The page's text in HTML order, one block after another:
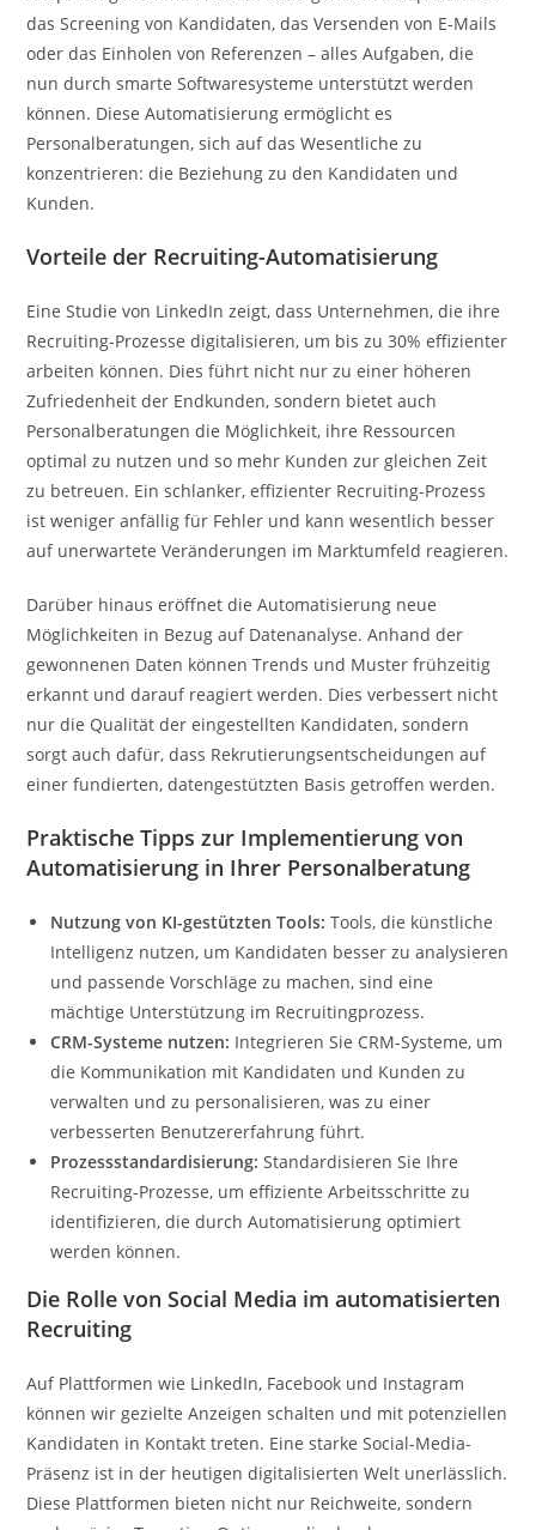
das Screening von Kandidaten, das Versenden von E-Mails
oder das Einholen von Referenzen – alles Aufgaben, die
nun durch smarte Softwaresysteme unterstützt werden
können. Diese Automatisierung ermöglicht es
Personalberatungen, sich auf das Wesentliche zu
konzentrieren: die Beziehung zu den Kandidaten und
Kunden.
Vorteile der Recruiting-Automatisierung
Eine Studie von LinkedIn zeigt, dass Unternehmen, die ihre
Recruiting-Prozesse digitalisieren, um bis zu 30% effizienter
arbeiten können. Dies führt nicht nur zu einer höheren
Zufriedenheit der Endkunden, sondern bietet auch
Personalberatungen die Möglichkeit, ihre Ressourcen
optimal zu nutzen und so mehr Kunden zur gleichen Zeit
zu betreuen. Ein schlanker, effizienter Recruiting-Prozess
ist weniger anfällig für Fehler und kann wesentlich besser
auf unerwartete Veränderungen im Marktumfeld reagieren.
Darüber hinaus eröffnet die Automatisierung neue
Möglichkeiten in Bezug auf Datenanalyse. Anhand der
gewonnenen Daten können Trends und Muster frühzeitig
erkannt und darauf reagiert werden. Dies verbessert nicht
nur die Qualität der eingestellten Kandidaten, sondern
sorgt auch dafür, dass Rekrutierungsentscheidungen auf
einer fundierten, datengestützten Basis getroffen werden.
Praktische Tipps zur Implementierung von
Automatisierung in Ihrer Personalberatung
Nutzung von KI-gestützten Tools: Tools, die künstliche
Intelligenz nutzen, um Kandidaten besser zu analysieren
und passende Vorschläge zu machen, sind eine
mächtige Unterstützung im Recruitingprozess.
CRM-Systeme nutzen: Integrieren Sie CRM-Systeme, um
die Kommunikation mit Kandidaten und Kunden zu
verwalten und zu personalisieren, was zu einer
verbesserten Benutzererfahrung führt.
Prozessstandardisierung: Standardisieren Sie Ihre
Recruiting-Prozesse, um effiziente Arbeitsschritte zu
identifizieren, die durch Automatisierung optimiert
werden können.
Die Rolle von Social Media im automatisierten
Recruiting
Auf Plattformen wie LinkedIn, Facebook und Instagram
können wir gezielte Anzeigen schalten und mit potenziellen
Kandidaten in Kontakt treten. Eine starke Social-Media-
Präsenz ist in der heutigen digitalisierten Welt unerlässlich.
Diese Plattformen bieten nicht nur Reichweite, sondern